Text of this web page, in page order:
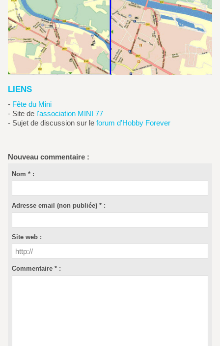
LIENS
Fête du Mini
- Site de l'association MINI 77
- Sujet de discussion sur le forum d'Hobby Forever
Nouveau commentaire :
Nom * :
Adresse email (non publiée) * :
Site web :
Commentaire * :